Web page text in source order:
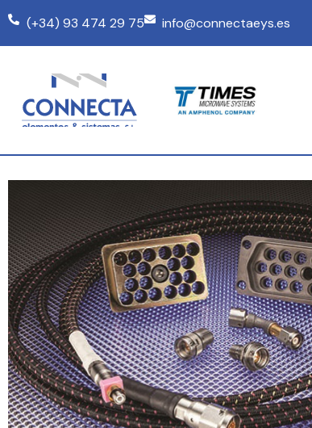
(+34) 93 474 29 75 info@connectaeys.es